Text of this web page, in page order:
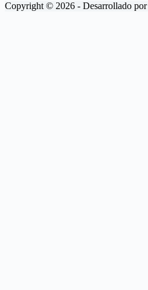
Copyright © 2026 - Desarrollado por